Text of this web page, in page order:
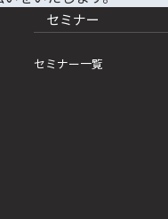
セミナー
セミナー一覧